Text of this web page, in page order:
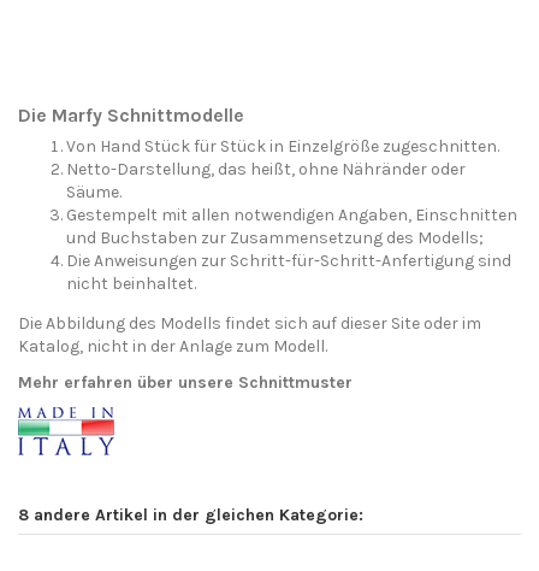
Die Marfy Schnittmodelle
Von Hand Stück für Stück in Einzelgröße zugeschnitten.
Netto-Darstellung, das heißt, ohne Nähränder oder
Säume.
Gestempelt mit allen notwendigen Angaben, Einschnitten
und Buchstaben zur Zusammensetzung des Modells;
Die Anweisungen zur Schritt-für-Schritt-Anfertigung sind
nicht beinhaltet.
Die Abbildung des Modells findet sich auf dieser Site oder im
Katalog, nicht in der Anlage zum Modell.
Mehr erfahren über unsere Schnittmuster
8 andere Artikel in der gleichen Kategorie: